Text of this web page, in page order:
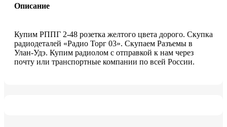
Описание
Купим РППГ 2-48 розетка желтого цвета дорого. Скупка
радиодеталей «Радио Торг 03». Скупаем Разъемы в
Улан-Удэ. Купим радиолом с отправкой к нам через
почту или транспортные компании по всей России.